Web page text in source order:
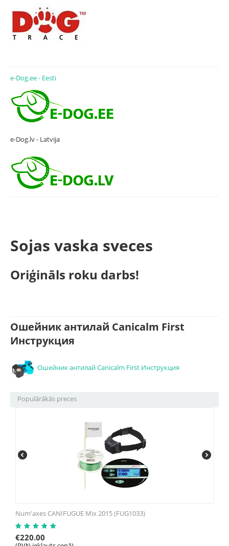
e-Dog.ee - Eesti
e-Dog.lv - Latvija
Sojas vaska sveces
Oriģināls roku darbs!
Ошейник антилай Canicalm First
Инструкция
Ошейник антилай Canicalm First Инструкция
Populārākās preces
Num'axes CANIFUGUE Mix 2015 (FUG1033)
€220.00